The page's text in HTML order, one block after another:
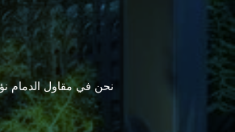
نحن في مقاول الدمام